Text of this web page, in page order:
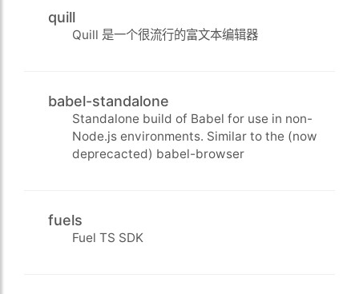
quill
Quill 是一个很流行的富文本编辑器
babel-standalone
Standalone build of Babel for use in non-
Node.js environments. Similar to the (now
deprecacted) babel-browser
fuels
Fuel TS SDK